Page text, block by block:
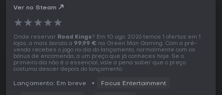
Ver no Steam
★★★★★
Onde reservar Road Kings? Em 10 ago. 2026 temos 1 ofertas em 1
lojas, a mais barata a 99,99 € na Green Man Gaming. Com a pré-
venda recebes o jogo no dia do lançamento, normalmente com os
bónus de encomenda, a um preço que já conheces hoje. Se o
primeiro dia não é o essencial, vale a pena saber que o preço
costuma descer depois do lançamento.
Lançamento: Em breve Focus Entertainment